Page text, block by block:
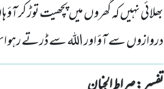
بھلائی نہیں کہ گھروں میں پچھیت توڑ کر
دروازوں سے آؤ اور اللہ سے ڈرتے رہو اس